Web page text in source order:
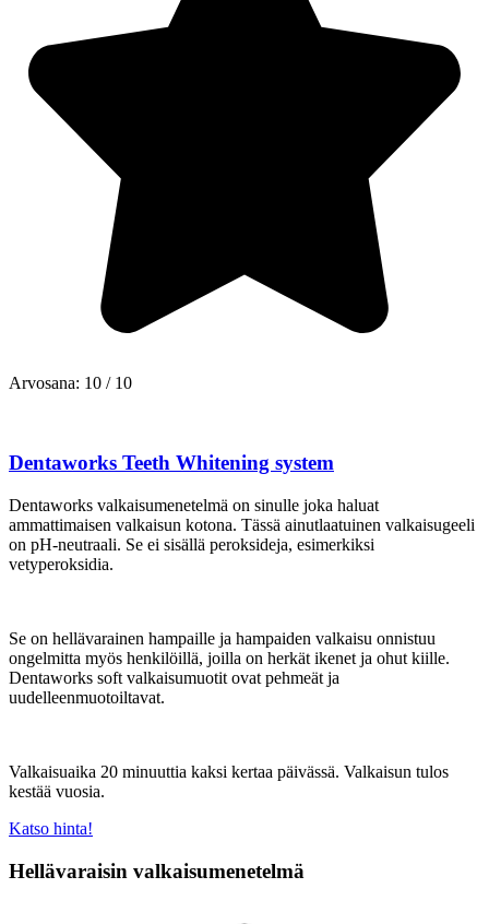
Arvosana: 10 / 10
Dentaworks Teeth Whitening system
Dentaworks valkaisumenetelmä on sinulle joka haluat
ammattimaisen valkaisun kotona. Tässä ainutlaatuinen valkaisugeeli
on pH-neutraali. Se ei sisällä peroksideja, esimerkiksi
vetyperoksidia.
Se on hellävarainen hampaille ja hampaiden valkaisu onnistuu
ongelmitta myös henkilöillä, joilla on herkät ikenet ja ohut kiille.
Dentaworks soft valkaisumuotit ovat pehmeät ja
uudelleenmuotoiltavat.
Valkaisuaika 20 minuuttia kaksi kertaa päivässä. Valkaisun tulos
kestää vuosia.
Katso hinta!
Hellävaraisin valkaisumenetelmä